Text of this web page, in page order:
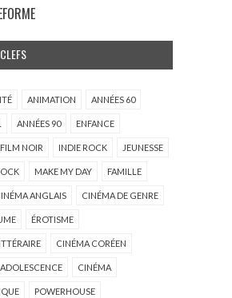
ANIMATION ANNÉES 60
ANNÉES 90 ENFANCE
FILM NOIR INDIE ROCK JEUNESSE
MAKE MY DAY FAMILLE
ANGLAIS CINÉMA DE GENRE
ÉROTISME
CINÉMA CORÉEN
ADOLESCENCE CINÉMA
POWERHOUSE